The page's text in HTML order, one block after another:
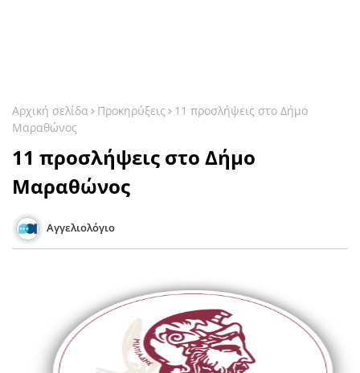
Αρχική σελίδα Προκηρύξεις
11 προσλήψεις στο Δήμο
Μαραθώνος
11 προσλήψεις στο Δήμο
Μαραθώνος
Αγγελιολόγιο